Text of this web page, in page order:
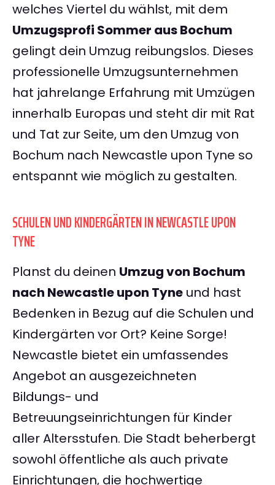
welches Viertel du wählst, mit dem
Umzugsprofi Sommer aus Bochum
gelingt dein Umzug reibungslos. Dieses
professionelle Umzugsunternehmen
hat jahrelange Erfahrung mit Umzügen
innerhalb Europas und steht dir mit Rat
und Tat zur Seite, um den Umzug von
Bochum nach Newcastle upon Tyne so
entspannt wie möglich zu gestalten.
SCHULEN UND KINDERGÄRTEN IN NEWCASTLE UPON
TYNE
Planst du deinen Umzug von Bochum
nach Newcastle upon Tyne und hast
Bedenken in Bezug auf die Schulen und
Kindergärten vor Ort? Keine Sorge!
Newcastle bietet ein umfassendes
Angebot an ausgezeichneten
Bildungs- und
Betreuungseinrichtungen für Kinder
aller Altersstufen. Die Stadt beherbergt
sowohl öffentliche als auch private
Einrichtungen, die hochwertige